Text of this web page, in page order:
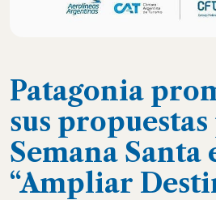
Patagonia
sus
Semana Santa
“Ampliar